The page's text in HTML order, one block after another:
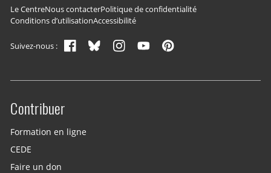
Navigation du pied de page
Le CentreNous contacterPolitique de confidentialité
Conditions d’utilisationAccessibilité
Suivez-nous :
Site menu
Contribuer
Formation en ligne
CEDE
Faire un don